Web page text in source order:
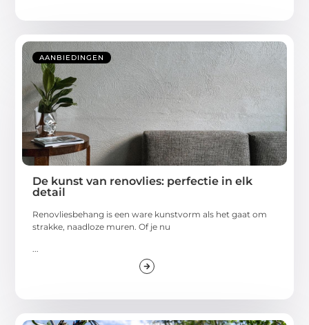
AANBIEDINGEN
De kunst van renovlies: perfectie in elk
detail
Renovliesbehang is een ware kunstvorm als het gaat om
strakke, naadloze muren. Of je nu
...